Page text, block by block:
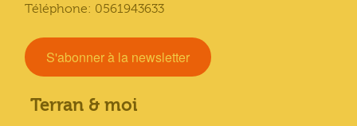
Téléphone: 0561943633
S'abonner à la newsletter
Terran & moi